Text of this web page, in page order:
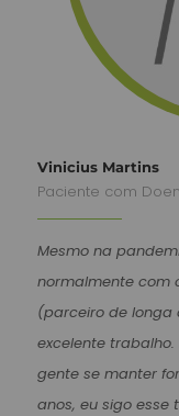
Vinicius Martins
Paciente com
Mesmo na
normalmente com
(parceiro de longa
excelente
gente se manter
anos, eu sigo